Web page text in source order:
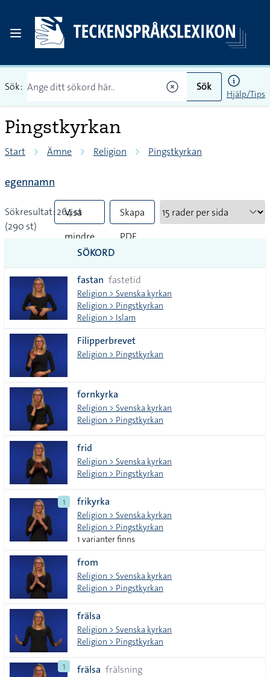
Sök: Sök
Hjälp/Tips
Pingstkyrkan
Start Ämne Religion Pingstkyrkan
egennamn
Sökresultat: 264 st
(290 st)
Visa
mindre
tecken
Skapa
PDF
SÖKORD
fastan fastetid
Religion > Svenska kyrkan
Religion > Pingstkyrkan
Religion > Islam
Filipperbrevet
Religion > Pingstkyrkan
fornkyrka
Religion > Svenska kyrkan
Religion > Pingstkyrkan
frid
Religion > Svenska kyrkan
Religion > Pingstkyrkan
1 frikyrka
Religion > Svenska kyrkan
Religion > Pingstkyrkan
1 varianter finns
from
Religion > Svenska kyrkan
Religion > Pingstkyrkan
frälsa
Religion > Svenska kyrkan
Religion > Pingstkyrkan
1 frälsa frälsning